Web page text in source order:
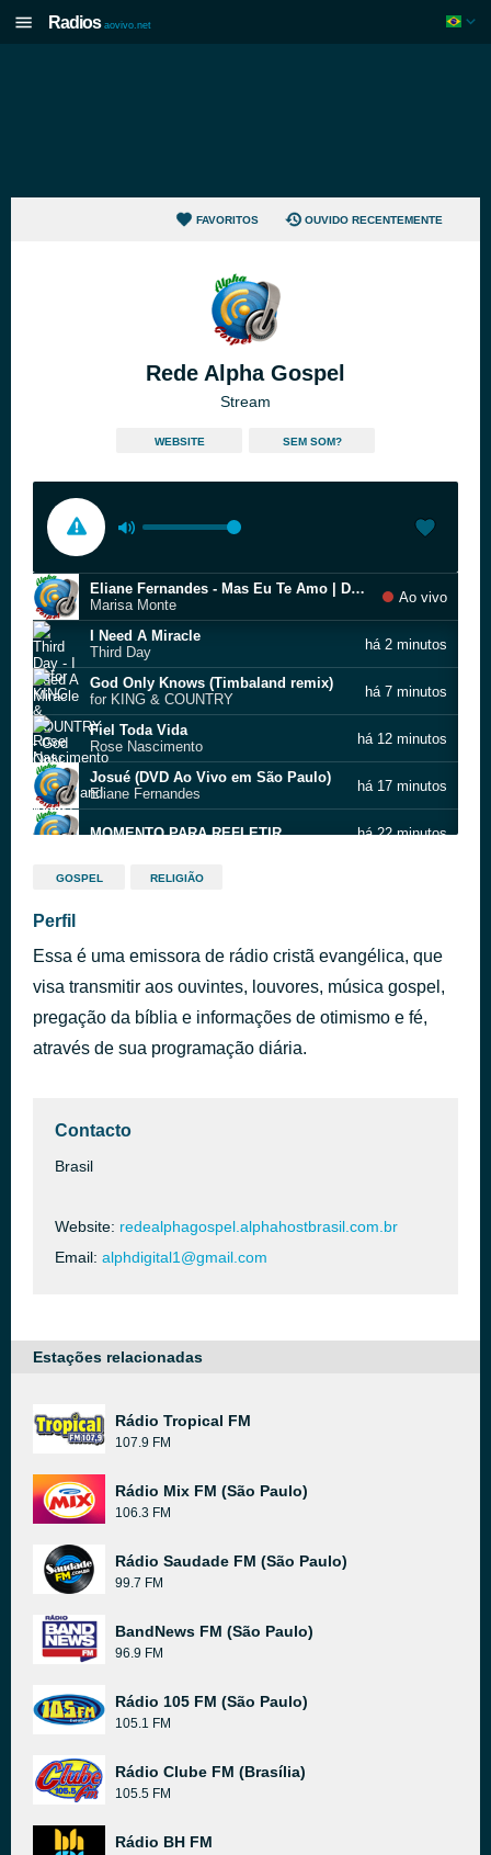
Radios aovivo.net
FAVORITOS OUVIDO RECENTEMENTE
Rede Alpha Gospel
Stream
WEBSITE SEM SOM?
Eliane Fernandes - Mas Eu Te Amo | DVD Eliane Fernandes 2022
Marisa Monte
Ao vivo
I Need A Miracle
Third Day
há 2 minutos
God Only Knows (Timbaland remix)
for KING & COUNTRY
há 7 minutos
Fiel Toda Vida
Rose Nascimento
há 12 minutos
Josué (DVD Ao Vivo em São Paulo)
Eliane Fernandes
há 17 minutos
MOMENTO PARA REFLETIR há 22 minutos
Eu Escolho Deus - Ao Vivo
Há Um Tempo | DVD Eliane Fernandes 2022
Eliane Fernandes Ft. Gerson Rufino
A quem temerei?
há 46 minutos
GOSPEL RELIGIÃO
Perfil
Essa é uma emissora de rádio cristã evangélica, que
visa transmitir aos ouvintes, louvores, música gospel,
pregação da bíblia e informações de otimismo e fé,
através de sua programação diária.
Contacto
Brasil
Website: redealphagospel.alphahostbrasil.com.br
Email: alphdigital1@gmail.com
Estações relacionadas
Rádio Tropical FM
107.9 FM
Rádio Mix FM (São Paulo)
106.3 FM
Rádio Saudade FM (São Paulo)
99.7 FM
BandNews FM (São Paulo)
96.9 FM
Rádio 105 FM (São Paulo)
105.1 FM
Rádio Clube FM (Brasília)
105.5 FM
Rádio BH FM